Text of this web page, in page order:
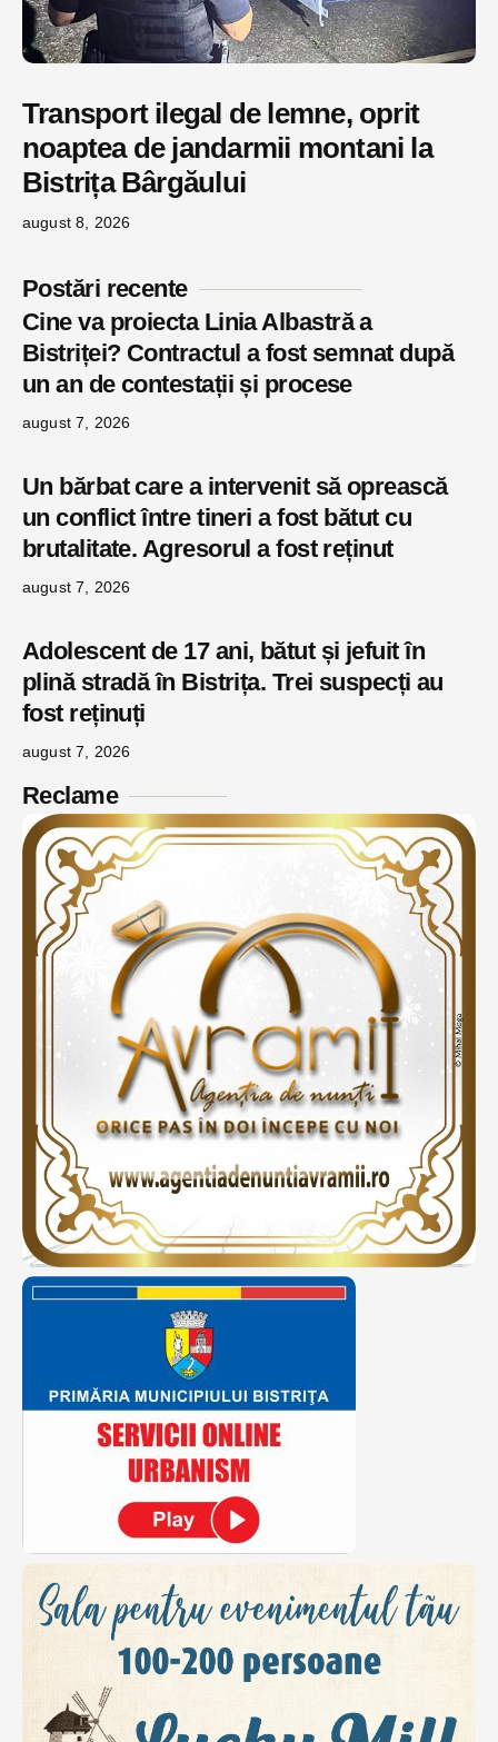
Transport ilegal de lemne, oprit
noaptea de jandarmii montani la
Bistrița Bârgăului
august 8, 2026
Postări recente
Cine va proiecta Linia Albastră a
Bistriței? Contractul a fost semnat după
un an de contestații și procese
august 7, 2026
Un bărbat care a intervenit să oprească
un conflict între tineri a fost bătut cu
brutalitate. Agresorul a fost reținut
august 7, 2026
Adolescent de 17 ani, bătut și jefuit în
plină stradă în Bistrița. Trei suspecți au
fost reținuți
august 7, 2026
Reclame